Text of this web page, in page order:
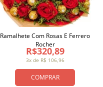
COMPRAR
3x de R$ 106,96
R$320,89
Ramalhete Com Rosas E Ferrero
Rocher